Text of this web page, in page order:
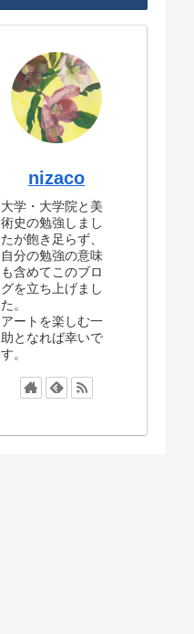
nizaco
大学・大学院と美
術史の勉強しまし
たが飽き足らず、
自分の勉強の意味
も含めてこのブロ
グを立ち上げまし
た。
アートを楽しむ一
助となれば幸いで
す。